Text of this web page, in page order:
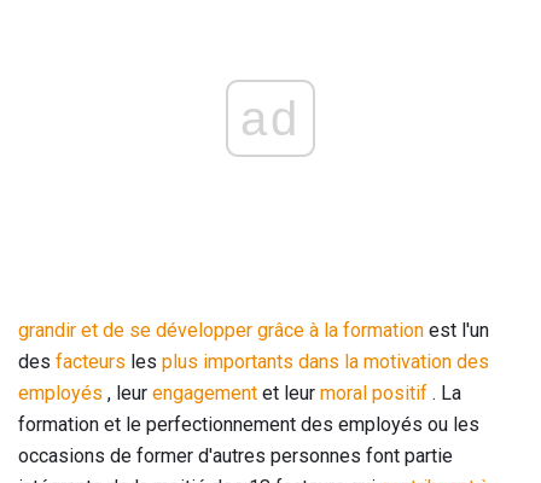
ad
grandir et de se développer grâce à la formation est l'un
des facteurs les plus importants dans la motivation des
employés , leur engagement et leur moral positif . La
formation et le perfectionnement des employés ou les
occasions de former d'autres personnes font partie